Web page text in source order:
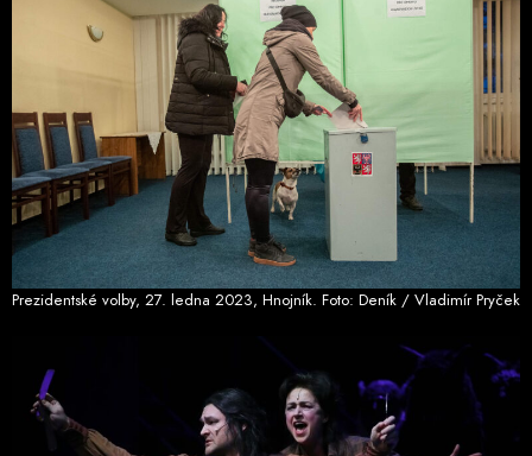
Prezidentské volby, 27. ledna 2023, Hnojník. Foto: Deník / Vladimír Pryček